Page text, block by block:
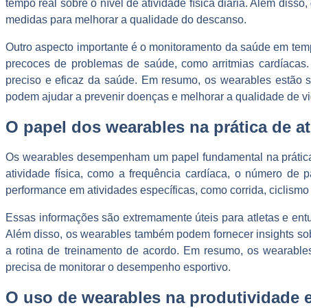
tempo real sobre o nível de atividade física diária. Além
medidas para melhorar a qualidade do descanso.
Outro aspecto importante é o monitoramento da saúde em
precoces de problemas de saúde, como arritmias
preciso e eficaz da saúde. Em resumo, os wearables estão
podem ajudar a prevenir doenças e melhorar a qualidade de
O papel dos wearables na prática de
Os wearables desempenham um papel fundamental na
atividade física, como a frequência cardíaca, o número de
performance em atividades específicas, como corrida,
Essas informações são extremamente úteis para atletas e
Além disso, os wearables também podem fornecer insights
a rotina de treinamento de acordo. Em resumo, os
precisa de monitorar o desempenho esportivo.
O uso de wearables na produtividade